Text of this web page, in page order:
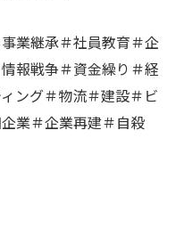
業継承＃社員教育＃企
報戦争＃資金繰り＃経
ング＃物流＃建設＃ビ
業＃企業再建＃自殺